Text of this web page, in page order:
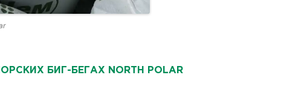
БИГ-БЕГАХ NORTH POLAR